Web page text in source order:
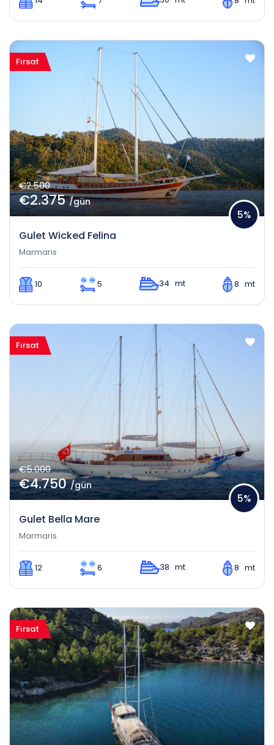
Fırsat
€2.500
€2.375/gün
Gulet Wicked Felina
5%
Marmaris
10 5 34 mt 8 mt
Fırsat
€5.000
€4.750/gün
Gulet Bella Mare
5%
Marmaris
12 6 38 mt 8 mt
Fırsat